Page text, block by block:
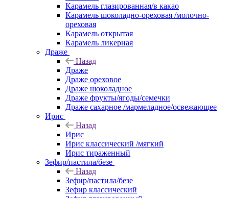
Карамель глазированная/в какао
Карамель шоколадно-ореховая /молочно-
ореховая
Карамель открытая
Карамель ликерная
Драже
Назад
Драже
Драже ореховое
Драже шоколадное
Драже фрукты/ягоды/семечки
Драже сахарное /мармеладное/освежающее
Ирис
Назад
Ирис
Ирис классический /мягкий
Ирис тираженный
Зефир/пастила/безе
Назад
Зефир/пастила/безе
Зефир классический